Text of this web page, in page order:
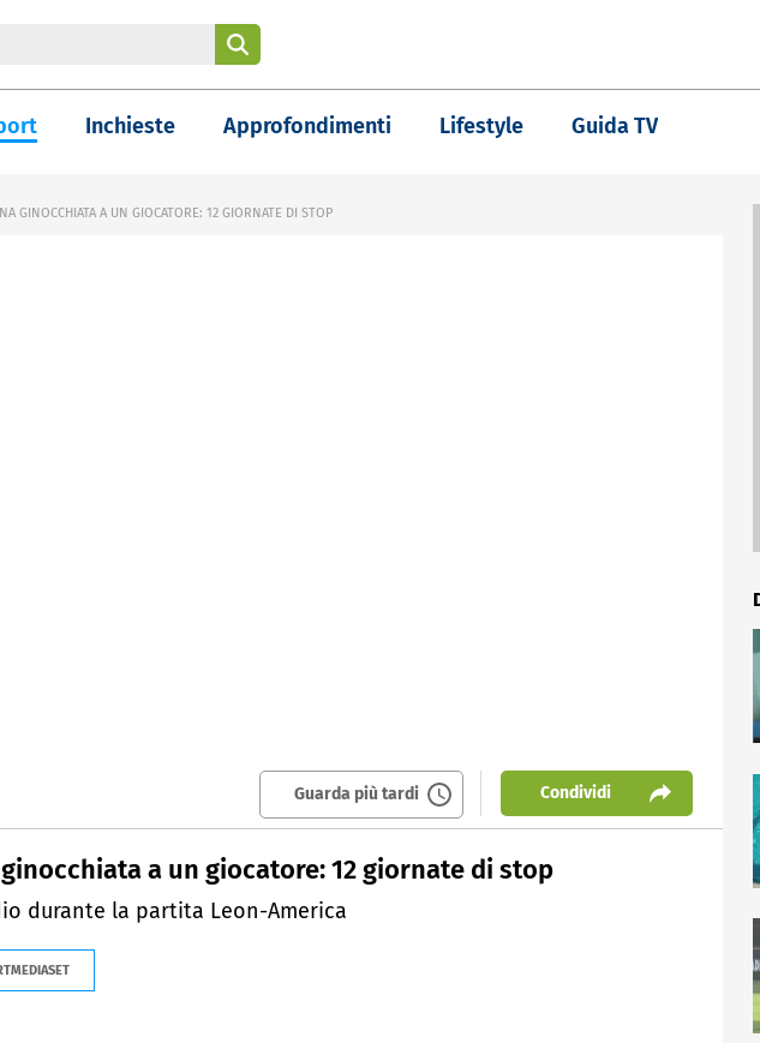
Inchieste Approfondimenti Lifestyle Guida TV
GINOCCHIATA A UN GIOCATORE: 12 GIORNATE DI STOP
Guarda più tardi Condividi
a un giocatore: 12 giornate di stop
durante la partita Leon-America